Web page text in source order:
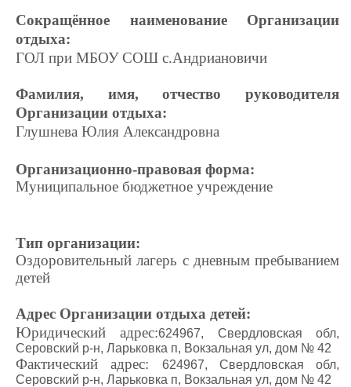
Сокращённое наименование Организации
отдыха:
ГОЛ при МБОУ СОШ с.Андриановичи
Фамилия, имя, отчество руководителя
Организации отдыха:
Глушнева Юлия Александровна
Организационно-правовая форма:
Муниципальное бюджетное учреждение
Тип организации:
Оздоровительный лагерь с дневным пребыванием
детей
Адрес Организации отдыха детей:
Юридический адрес:624967, Свердловская обл,
Серовский р-н, Ларьковка п, Вокзальная ул, дом № 42
Фактический адрес:
624967, Свердловская обл,
Серовский р-н, Ларьковка п, Вокзальная ул, дом № 42